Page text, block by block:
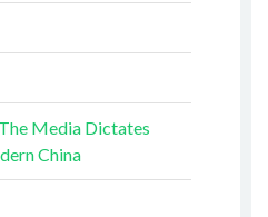
Media Dictates
China